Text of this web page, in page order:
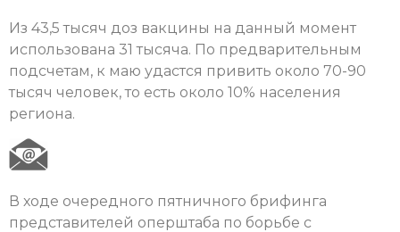
Из 43,5 тысяч доз вакцины на данный момент
использована 31 тысяча. По предварительным
подсчетам, к маю удастся привить около 70-90
тысяч человек, то есть около 10% населения
региона.
В ходе очередного пятничного брифинга
представителей оперштаба по борьбе с